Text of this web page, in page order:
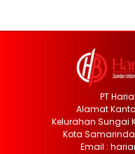
PT
Alamat Kantor
Kelurahan Sungai
Kota
Email :